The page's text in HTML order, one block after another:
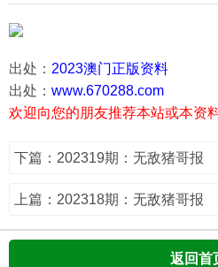
出处： 2023澳门正版资料
出处： www.670288.com
欢迎向您的朋友推荐本站或本资
下篇：202319期：无敌猪哥报
上篇：202318期：无敌猪哥报
返回首